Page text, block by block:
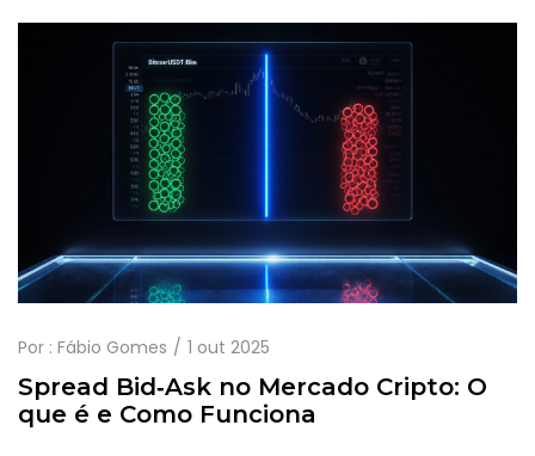
Por : Fábio Gomes 1 out 2025
Spread Bid‑Ask no Mercado Cripto: O
que é e Como Funciona